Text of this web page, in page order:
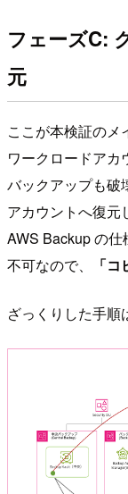
フェーズC:
元
ここが本検証のメ
ワークロードア
バックアップも破
アカウントへ復元
AWS Backup の
不可なので、
「
ざっくりした手順